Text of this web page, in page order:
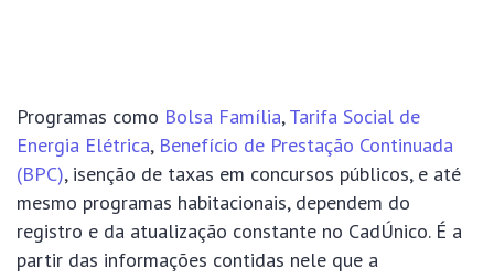
Programas como Bolsa Família,Tarifa Social de
Energia Elétrica, Benefício de Prestação Continuada
(BPC), isenção de taxas em concursos públicos, e até
mesmo programas habitacionais, dependem do
registro e da atualização constante no CadÚnico. É a
partir das informações contidas nele que a